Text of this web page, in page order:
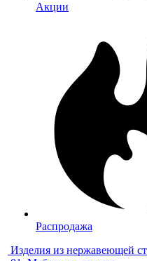
Акции
Распродажа
Изделия из нержавеющей